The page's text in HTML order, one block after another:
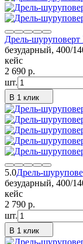
Дрель-
безударный, 400/
кейс
2 690 p.
шт.
В 1 клик
5.0Дрель-
безударный, 400/
кейс
2 790 p.
шт.
В 1 клик